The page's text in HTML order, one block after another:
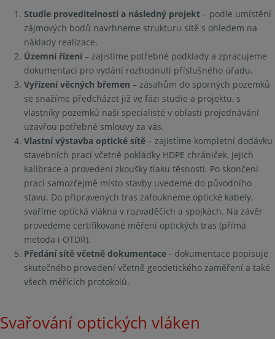
Studie proveditelnosti a následný projekt – podle umístění
zájmových bodů navrhneme strukturu sítě s ohledem na
náklady realizace.
Územní řízení– zajistíme potřebné podklady a zpracujeme
dokumentaci pro vydání rozhodnutí příslušného úřadu.
Vyřízení věcných břemen – zásahům do sporných pozemků
se snažíme předcházet již ve fázi studie a projektu, s
vlastníky pozemků naši specialisté v oblasti projednávání
uzavřou potřebné smlouvy za vás.
Vlastní výstavba optické sítě– zajistíme kompletní dodávku
stavebních prací včetně pokládky HDPE chrániček, jejich
kalibrace a provedení zkoušky tlaku těsnosti. Po skončení
prací samozřejmě místo stavby uvedeme do původního
stavu. Do připravených tras zafoukneme optické kabely,
svaříme optická vlákna v rozvaděčích a spojkách. Na závěr
provedeme certifikované měření optických tras (přímá
metoda i OTDR).
Předání sítě včetně dokumentace - dokumentace popisuje
skutečného provedení včetně geodetického zaměření a také
všech měřících protokolů.
Svařování optických vláken